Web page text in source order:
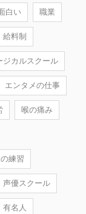
白い 職業
給料制
ジカルスクール
エンタメの仕事
喉の痛み
練習
声優スクール
有名人